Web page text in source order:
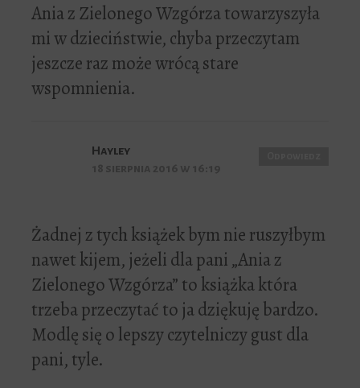
Ania z Zielonego Wzgórza towarzyszyła
mi w dzieciństwie, chyba przeczytam
jeszcze raz może wrócą stare
wspomnienia.
Hayley
Żadnej z tych książek bym nie ruszyłbym
nawet kijem, jeżeli dla pani „Ania z
Zielonego Wzgórza” to książka która
trzeba przeczytać to ja dziękuję bardzo.
Modlę się o lepszy czytelniczy gust dla
pani, tyle.